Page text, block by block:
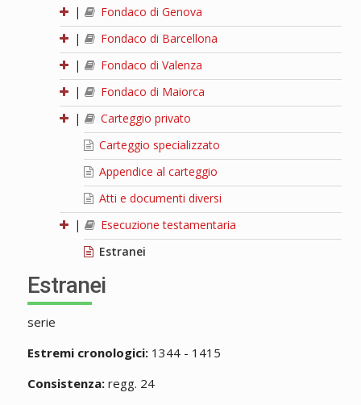
|
Fondaco di Genova
|
Fondaco di Barcellona
|
Fondaco di Valenza
|
Fondaco di Maiorca
|
Carteggio privato
Carteggio specializzato
Appendice al carteggio
Atti e documenti diversi
|
Esecuzione testamentaria
Estranei
Estranei
serie
Estremi cronologici:1344 - 1415
Consistenza:regg. 24